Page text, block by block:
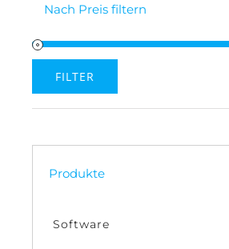
Nach Preis filtern
Preis
Preis
FILTER
Produkte
Software